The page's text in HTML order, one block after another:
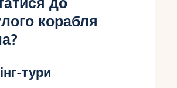
корабля
тури